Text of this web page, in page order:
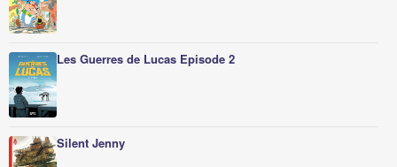
Les Guerres de Lucas Episode 2
Silent Jenny